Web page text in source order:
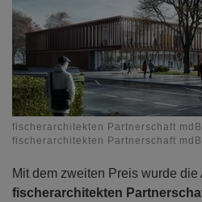
fischerarchitekten Partnerschaft
fischerarchitekten Partnerschaft
Mit dem zweiten Preis wurde die
fischerarchitekten